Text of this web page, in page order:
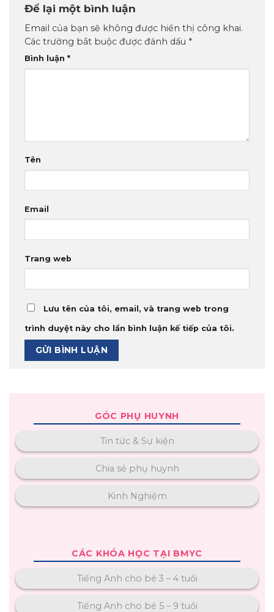
Để lại một bình luận
Email của bạn sẽ không được hiển thị công khai.
Các trường bắt buộc được đánh dấu *
Bình luận *
Tên
Email
Trang web
Lưu tên của tôi, email, và trang web trong
trình duyệt này cho lần bình luận kế tiếp của tôi.
GÓC PHỤ HUYNH
Tin tức & Sự kiện
Chia sẻ phụ huynh
Kinh Nghiệm
CÁC KHÓA HỌC TẠI BMYC
Tiếng Anh cho bé 3 – 4 tuổi
Tiếng Anh cho bé 5 – 9 tuổi